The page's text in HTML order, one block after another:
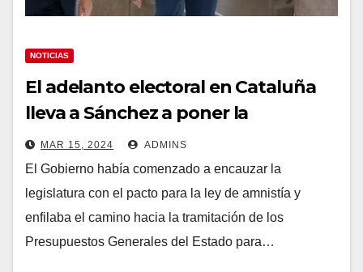
NOTICIAS
El adelanto electoral en Cataluña
lleva a Sánchez a poner la
legislatura en stand-by ante otra
batalla campal entre ERC y Junts
MAR 15, 2024 ADMINS
El Gobierno había comenzado a encauzar la
legislatura con el pacto para la ley de amnistía y
enfilaba el camino hacia la tramitación de los
Presupuestos Generales del Estado para…